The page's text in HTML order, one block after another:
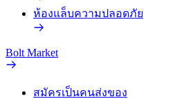
ห้องแล็บความปลอดภัย
Bolt Market
สมัครเป็นคนส่งของ